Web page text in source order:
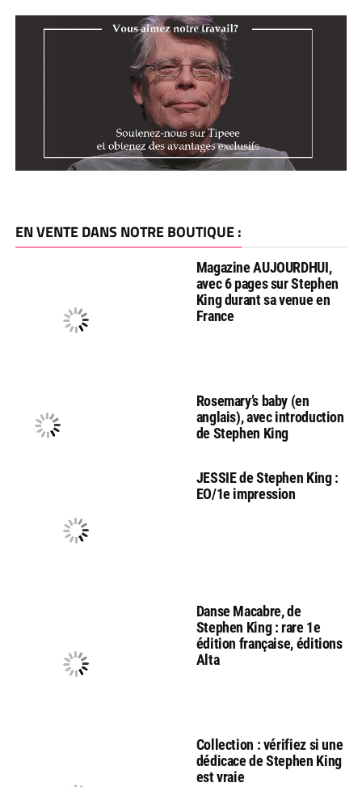
EN VENTE DANS NOTRE BOUTIQUE :
Magazine AUJOURDHUI,
avec 6 pages sur Stephen
King durant sa venue en
France
Rosemary’s baby (en
anglais), avec introduction
de Stephen King
JESSIE de Stephen King :
EO/1e impression
Danse Macabre, de
Stephen King : rare 1e
édition française, éditions
Alta
Collection : vérifiez si une
dédicace de Stephen King
est vraie